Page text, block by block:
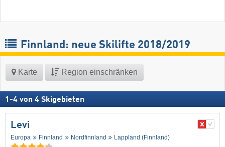
Finnland: neue Skilifte 2018/2019
Karte Region einschränken
1 -4 von 4 Skigebieten
Levi
Europa Finnland Nordfinnland Lappland (Finnland)